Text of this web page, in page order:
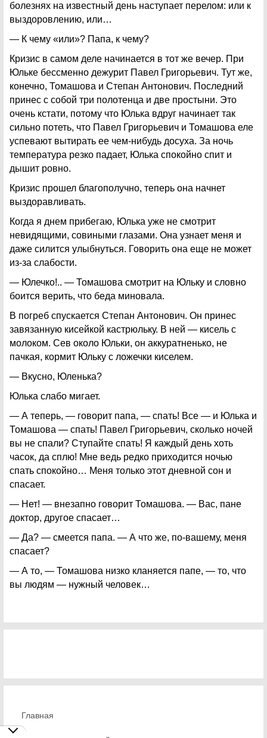
болезнях на известный день наступает перелом: или к
выздоровлению, или…
— К чему «или»? Папа, к чему?
Кризис в самом деле начинается в тот же вечер. При
Юльке бессменно дежурит Павел Григорьевич. Тут же,
конечно, Томашова и Степан Антонович. Последний
принес с собой три полотенца и две простыни. Это
очень кстати, потому что Юлька вдруг начинает так
сильно потеть, что Павел Григорьевич и Томашова еле
успевают вытирать ее чем-нибудь досуха. За ночь
температура резко падает, Юлька спокойно спит и
дышит ровно.
Кризис прошел благополучно, теперь она начнет
выздоравливать.
Когда я днем прибегаю, Юлька уже не смотрит
невидящими, совиными глазами. Она узнает меня и
даже силится улыбнуться. Говорить она еще не может
из-за слабости.
— Юлечко!.. — Томашова смотрит на Юльку и словно
боится верить, что беда миновала.
В погреб спускается Степан Антонович. Он принес
завязанную кисейкой кастрюльку. В ней — кисель с
молоком. Сев около Юльки, он аккуратненько, не
пачкая, кормит Юльку с ложечки киселем.
— Вкусно, Юленька?
Юлька слабо мигает.
— А теперь, — говорит папа, — спать! Все — и Юлька и
Томашова — спать! Павел Григорьевич, сколько ночей
вы не спали? Ступайте спать! Я каждый день хоть
часок, да сплю! Мне ведь редко приходится ночью
спать спокойно… Меня только этот дневной сон и
спасает.
— Нет! — внезапно говорит Томашова. — Вас, пане
доктор, другое спасает…
— Да? — смеется папа. — А что же, по-вашему, меня
спасает?
— А то, — Томашова низко кланяется папе, — то, что
вы людям — нужный человек…
Главная